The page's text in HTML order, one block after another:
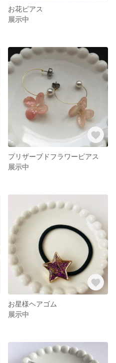
お花ピアス
展示中
プリザーブドフラワーピアス
展示中
お星様ヘアゴム
展示中